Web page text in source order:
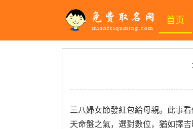
首页
三八婦女節發紅包給母親。此事
天命盤之氣，選對數位，猶如擇